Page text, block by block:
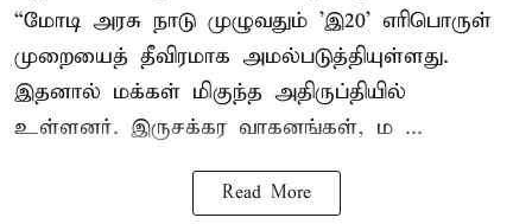
“மோடி அரசு நாடு முழுவதும் 'இ20’ எரிபொருள்
முறையைத் தீவிரமாக அமல்படுத்தியுள்ளது.
இதனால் மக்கள் மிகுந்த அதிருப்தியில்
உள்ளனர். இருசக்கர வாகனங்கள், ம ...
Read More